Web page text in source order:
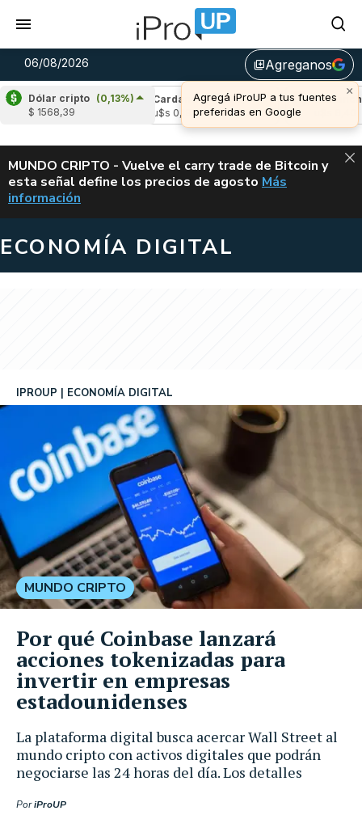
06/08/2026 library_addAgreganos
×
Agregá iProUP a tus fuentes
preferidas en Google
Dólar cripto (0,13%)
$ 1568,39
(-1,64%)
Cardano
(-1,61%)
u$s 0,19
Avalanche
u$s 6,40
ALERTA
MUNDO CRIPTO - Vuelve el carry trade de Bitcoin y
esta señal define los precios de agosto VUELVE EL
Más
información
ECONOMÍA DIGITAL
La plataforma digital busca acercar Wall Street al
mundo cripto con activos digitales que podrán
negociarse las 24 horas del día. Los detalles
IPROUP ECONOMÍA DIGITAL
PoriProUP
MUNDO CRIPTO
Por qué Coinbase lanzará
acciones tokenizadas para
invertir en empresas
estadounidenses